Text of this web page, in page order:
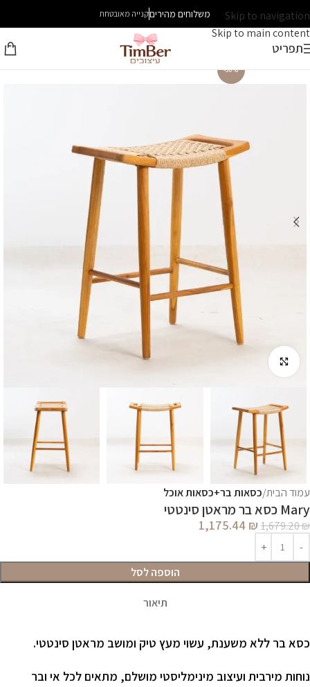
Skip to navigation
Skip to main content
משלוחים מהיריםקנייה מאובטחת
תפריט
עמוד הבית כסאות בר+כסאות אוכל
Mary כסא בר מראטן סינטטי
1,679.20₪
1,175.44 ₪
הוספה לסל
תיאור
כסא בר ללא משענת, עשוי מעץ טיק ומושב מראטן סינטטי.
נוחות מירבית ועיצוב מינימליסטי מושלם, מתאים לכל אי ובר
-30%
לחץ להגדלה